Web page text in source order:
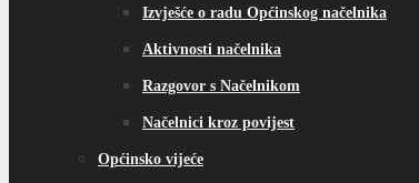
Izvješće o radu Općinskog načelnika
Aktivnosti načelnika
Razgovor s Načelnikom
Načelnici kroz povijest
Općinsko vijeće